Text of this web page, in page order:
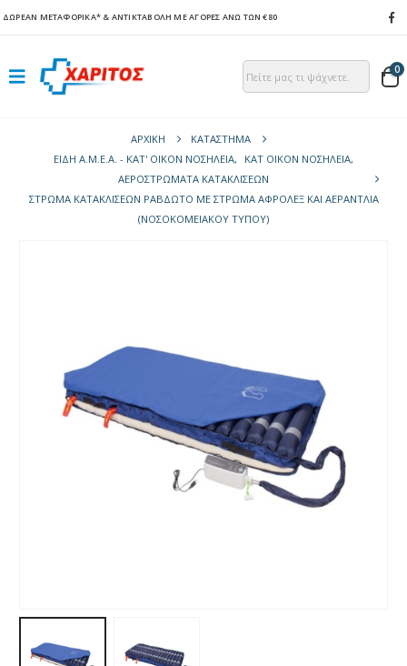
ΔΩΡΕΑΝ ΜΕΤΑΦΟΡΙΚΑ* & ΑΝΤΙΚΤΑΒΟΛΗ ΜΕ ΑΓΟΡΕΣ ΑΝΩ ΤΩΝ €80
0
ΑΡΧΙΚΉ
ΚΑΤΆΣΤΗΜΑ
ΕΙΔΗ Α.Μ.Ε.Α. - ΚΑΤ' ΟΙΚΟΝ ΝΟΣΗΛΕΙΑ, ΚΑΤ ΟΙΚΟΝ ΝΟΣΗΛΕΙΑ,
ΑΕΡΟΣΤΡΏΜΑΤΑ ΚΑΤΑΚΛΊΣΕΩΝ
ΣΤΡΏΜΑ ΚΑΤΑΚΛΊΣΕΩΝ ΡΑΒΔΩΤΌ ΜΕ ΣΤΡΏΜΑ ΑΦΡΟΛΈΞ ΚΑΙ ΑΕΡΑΝΤΛΊΑ
(ΝΟΣΟΚΟΜΕΙΑΚΟΎ ΤΎΠΟΥ)